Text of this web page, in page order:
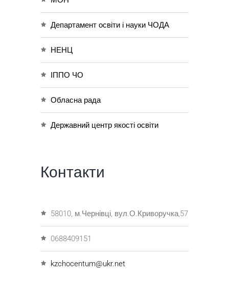
Департамент освіти і науки ЧОДА
НЕНЦ
ІППО ЧО
Обласна рада
Державний центр якості освіти
Контакти
58010, м.Чернівці, вул.О.Криворучка,57
0688409151
kzchocentum@ukr.net